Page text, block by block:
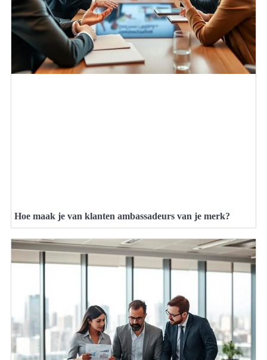
Hoe maak je van klanten ambassadeurs van je merk?